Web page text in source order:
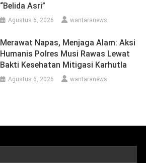
“Belida Asri”
Agustus 6, 2026 wantaranews
Merawat Napas, Menjaga Alam: Aksi
Humanis Polres Musi Rawas Lewat
Bakti Kesehatan Mitigasi Karhutla
Agustus 6, 2026 wantaranews